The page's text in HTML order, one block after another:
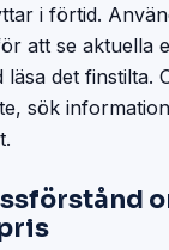
i förtid.
att se aktuella
läsa det finstilta.
sök